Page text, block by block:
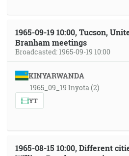
1965-09-19 10:00, Tucson,
Branham meetings
Broadcasted: 1965-09-19 10:00
KINYARWANDA
1965_09_19 Inyota (2)
YT
1965-08-15 10:00, Different